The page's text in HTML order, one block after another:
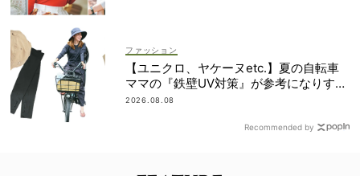
ファッション
【ユニクロ、ヤケーヌetc.】夏の自転車
ママの『鉄壁UV対策』が参考になりすぎ
る！
2026.08.08
Recommended by